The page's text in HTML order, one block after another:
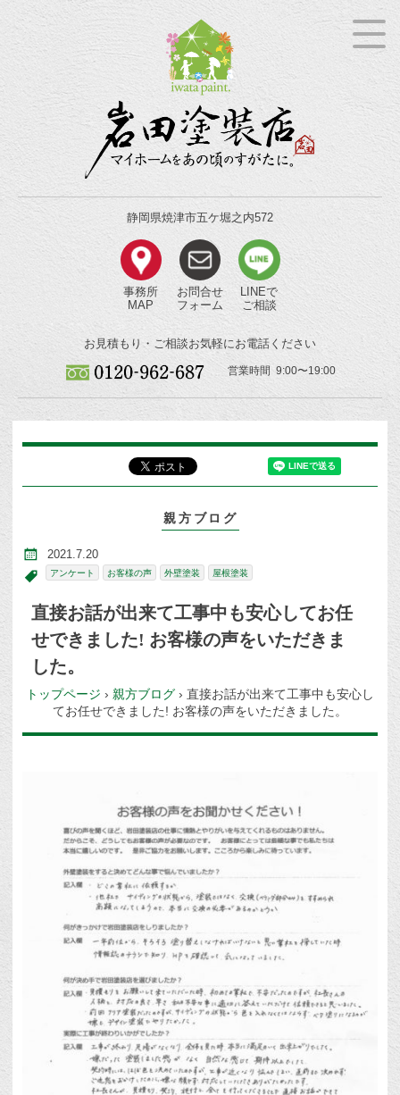
静岡県焼津市五ケ堀之内572
事務所
MAP
お問合せ
フォーム
LINEで
ご相談
お見積もり・ご相談お気軽にお電話ください
営業時間 9:00〜19:00
親方ブログ
2021.7.20
アンケート お客様の声 外壁塗装 屋根塗装
直接お話が出来て工事中も安心してお任
せできました! お客様の声をいただきま
した。
トップページ › 親方ブログ › 直接お話が出来て工事中も安心し
てお任せできました! お客様の声をいただきました。